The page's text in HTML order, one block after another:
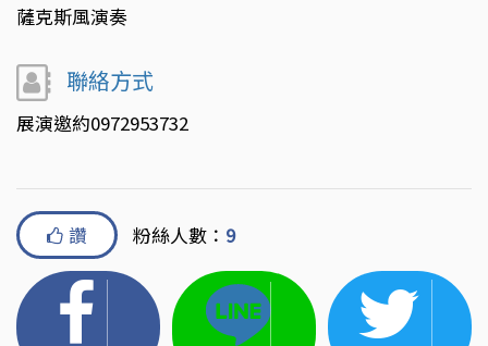
薩克斯風演奏
聯絡方式
展演邀約0972953732
讚 粉絲人數： 9